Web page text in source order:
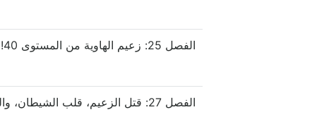
الفصل 27: قتل الزعيم، قلب الشيطان، والمعدات الأسطورية!